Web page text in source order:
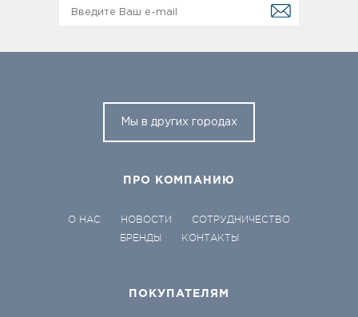
Мы в других городах
ПРО КОМПАНИЮ
О НАС НОВОСТИ
СОТРУДНИЧЕСТВО
БРЕНДЫ
КОНТАКТЫ
ПОКУПАТЕЛЯМ